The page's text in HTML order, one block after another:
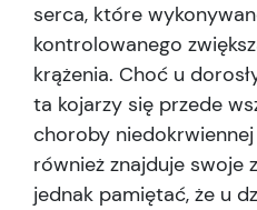
serca, które
kontrolowanego
krążenia. Choć u
ta kojarzy się przede
choroby
również znajduje swoje
jednak pamiętać, że u